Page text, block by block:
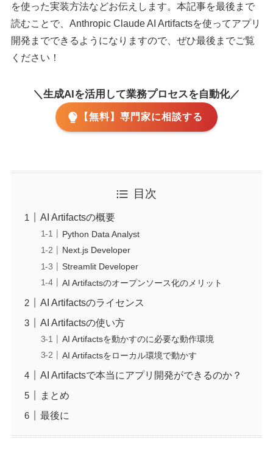
を使った実装方法などお伝えします。本記事を最後まで
読むことで、Anthropic Claude AI Artifactsを使ってアプリ
開発までできるようになりますので、ぜひ最後までご覧
ください！
＼生成AIを活用して業務プロセスを自動化／
【無料】専門家に相談する
目次
AI Artifactsの概要
Python Data Analyst
Next.js Developer
Streamlit Developer
AI Artifactsのオープンソース化のメリット
AI Artifactsのライセンス
AI Artifactsの使い方
AI Artifactsを動かすのに必要な動作環境
AI Artifactsをローカル環境で動かす
AI Artifactsで本当にアプリ開発ができるのか？
まとめ
最後に